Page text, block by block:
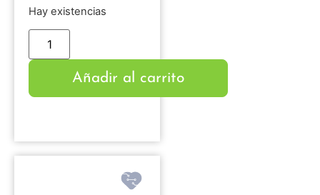
Hay existencias
Añadir al carrito